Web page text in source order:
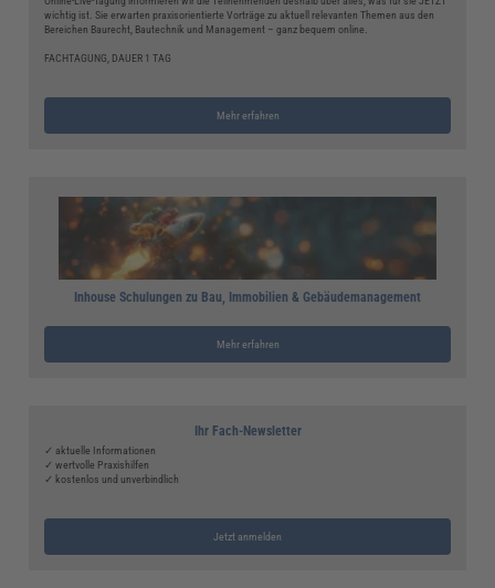
wichtig ist. Sie erwarten praxisorientierte Vorträge zu aktuell relevanten Themen aus den
Bereichen Baurecht, Bautechnik und Management – ganz bequem online.
FACHTAGUNG, DAUER 1 TAG
Mehr erfahren
Inhouse Schulungen zu Bau, Immobilien & Gebäudemanagement
Mehr erfahren
Ihr Fach-Newsletter
✓ aktuelle Informationen
✓ wertvolle Praxishilfen
✓ kostenlos und unverbindlich
Jetzt anmelden